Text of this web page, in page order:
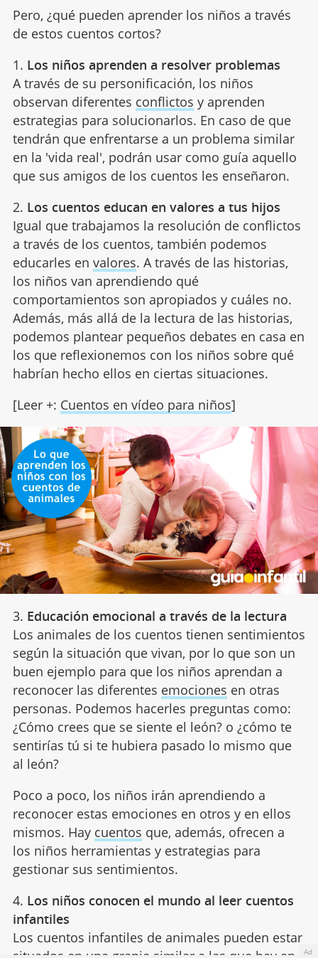
Pero, ¿qué pueden aprender los niños a través
de estos cuentos cortos?
1. Los niños aprenden a resolver problemas
A través de su personificación, los niños
observan diferentes conflictos y aprenden
estrategias para solucionarlos. En caso de que
tendrán que enfrentarse a un problema similar
en la 'vida real', podrán usar como guía aquello
que sus amigos de los cuentos les enseñaron.
2. Los cuentos educan en valores a tus hijos
Igual que trabajamos la resolución de conflictos
a través de los cuentos, también podemos
educarles en valores. A través de las historias,
los niños van aprendiendo qué
comportamientos son apropiados y cuáles no.
Además, más allá de la lectura de las historias,
podemos plantear pequeños debates en casa en
los que reflexionemos con los niños sobre qué
habrían hecho ellos en ciertas situaciones.
[Leer +: Cuentos en vídeo para niños]
3. Educación emocional a través de la lectura
Los animales de los cuentos tienen sentimientos
según la situación que vivan, por lo que son un
buen ejemplo para que los niños aprendan a
reconocer las diferentes emociones en otras
personas. Podemos hacerles preguntas como:
¿Cómo crees que se siente el león? o ¿cómo te
sentirías tú si te hubiera pasado lo mismo que
al león?
Poco a poco, los niños irán aprendiendo a
reconocer estas emociones en otros y en ellos
mismos. Hay cuentos que, además, ofrecen a
los niños herramientas y estrategias para
gestionar sus sentimientos.
4. Los niños conocen el mundo al leer cuentos
infantiles
Los cuentos infantiles de animales pueden estar
Ad